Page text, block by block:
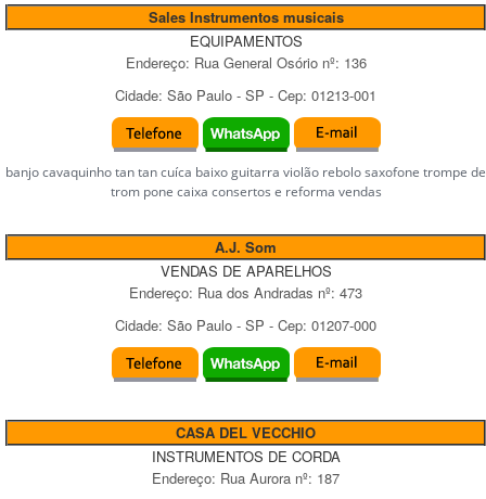
Sales Instrumentos musicais
EQUIPAMENTOS
Endereço: Rua General Osórionº: 136
Cidade: São Paulo - SP - Cep: 01213-001
banjo cavaquinho tan tan cuíca baixo guitarra violão rebolo saxofone trompe de
trom pone caixa consertos e reforma vendas
A.J. Som
VENDAS DE APARELHOS
Endereço: Rua dos Andradas nº: 473
Cidade: São Paulo - SP - Cep: 01207-000
CASA DEL VECCHIO
INSTRUMENTOS DE CORDA
Endereço: Rua Aurora nº: 187